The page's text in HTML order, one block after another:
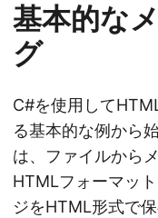
基本的な
グ
C#を使用して
る基本的な例から
は、ファイルから
HTMLフォーマッ
ジをHTML形式で